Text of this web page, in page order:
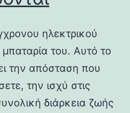
ηλεκτρικού
του. Αυτό το
την απόσταση που
την ισχύ στις
διάρκεια ζωής